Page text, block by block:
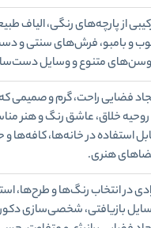
از پارچه‌های رنگی، الیاف
و بامبو، فرش‌های سنتی و
متنوع و وسایل
فضایی راحت، گرم و صمیمی که
روحیه خلاق، عاشق رنگ و هنر
استفاده در خانه‌ها، کافه‌ها و
هنری.
در انتخاب رنگ‌ها و طرح‌ها،
بازیافتی، شخصی‌سازی